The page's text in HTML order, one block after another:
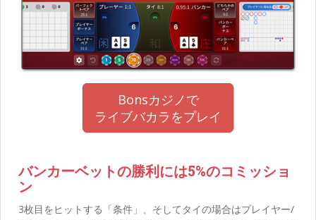
Bonsカジノで
ライブバカラをプレイ
バンカーベットの勝利には5%のコミッショ
ン
3枚目をヒットする「条件」、そしてタイの場合はプレイヤー/